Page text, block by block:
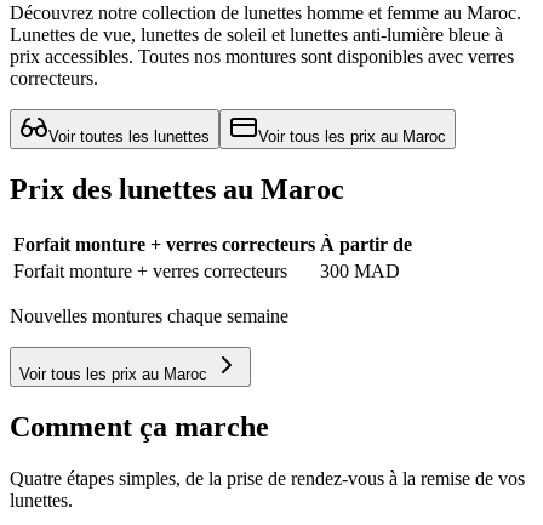
Découvrez notre collection de lunettes homme et femme au Maroc.
Lunettes de vue, lunettes de soleil et lunettes anti-lumière bleue à
prix accessibles. Toutes nos montures sont disponibles avec verres
correcteurs.
Voir toutes les lunettes Voir tous les prix au Maroc
Prix des lunettes au Maroc
Forfait monture + verres correcteurs À partir de
Forfait monture + verres correcteurs
300 MAD
Nouvelles montures chaque semaine
Voir tous les prix au Maroc
Comment ça marche
Quatre étapes simples, de la prise de rendez-vous à la remise de vos
lunettes.